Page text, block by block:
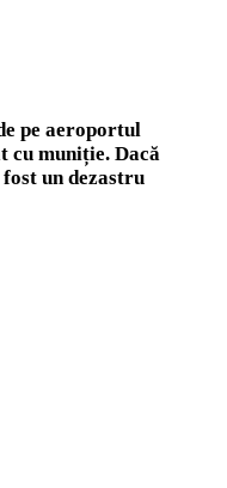
pe aeroportul
cu muniție. Dacă
un dezastru